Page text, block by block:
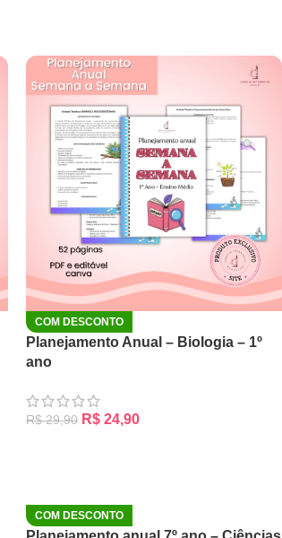
COM DESCONTO
Planejamento Anual – Biologia – 1º
ano
R$29,90 R$ 24,90
COM DESCONTO